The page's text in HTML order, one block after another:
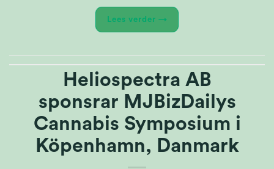
Lees verder →
Heliospectra AB
sponsrar MJBizDailys
Cannabis Symposium i
Köpenhamn, Danmark